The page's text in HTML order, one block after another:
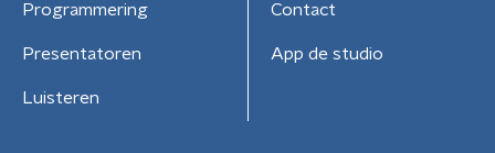
Programmering
Presentatoren
Luisteren
Contact
App de studio